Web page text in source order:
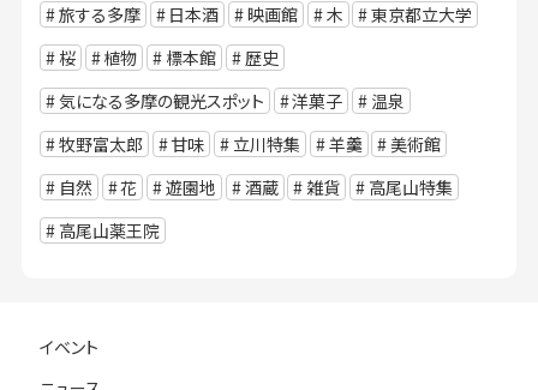
旅する多摩
日本酒 映画館 木
東京都立大学
桜
植物 標本館
歴史
気になる多摩の観光スポット
洋菓子
温泉
牧野富太郎
甘味 立川特集 羊羹
美術館
自然
花 遊園地 酒蔵 雑貨
高尾山特集
高尾山薬王院
イベント